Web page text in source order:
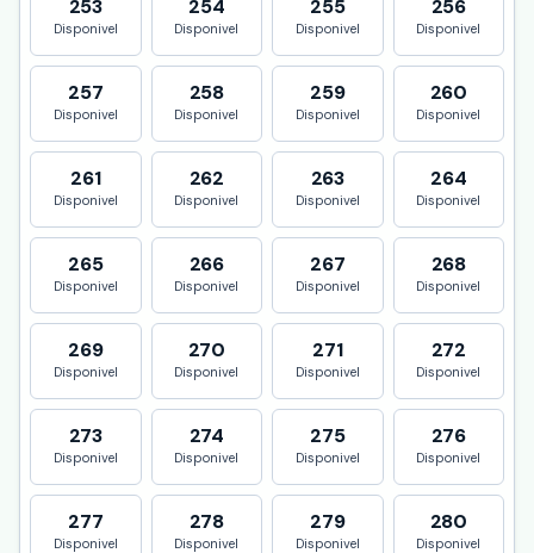
253
Disponivel
254
Disponivel
255
Disponivel
256
Disponivel
257
Disponivel
258
Disponivel
259
Disponivel
260
Disponivel
261
Disponivel
262
Disponivel
263
Disponivel
264
Disponivel
265
Disponivel
266
Disponivel
267
Disponivel
268
Disponivel
269
Disponivel
270
Disponivel
271
Disponivel
272
Disponivel
273
Disponivel
274
Disponivel
275
Disponivel
276
Disponivel
277
Disponivel
278
Disponivel
279
Disponivel
280
Disponivel